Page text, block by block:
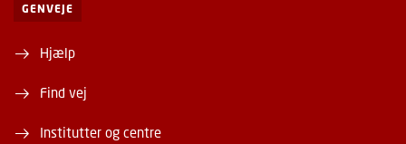
GENVEJE
Hjælp
Find vej
Institutter og centre